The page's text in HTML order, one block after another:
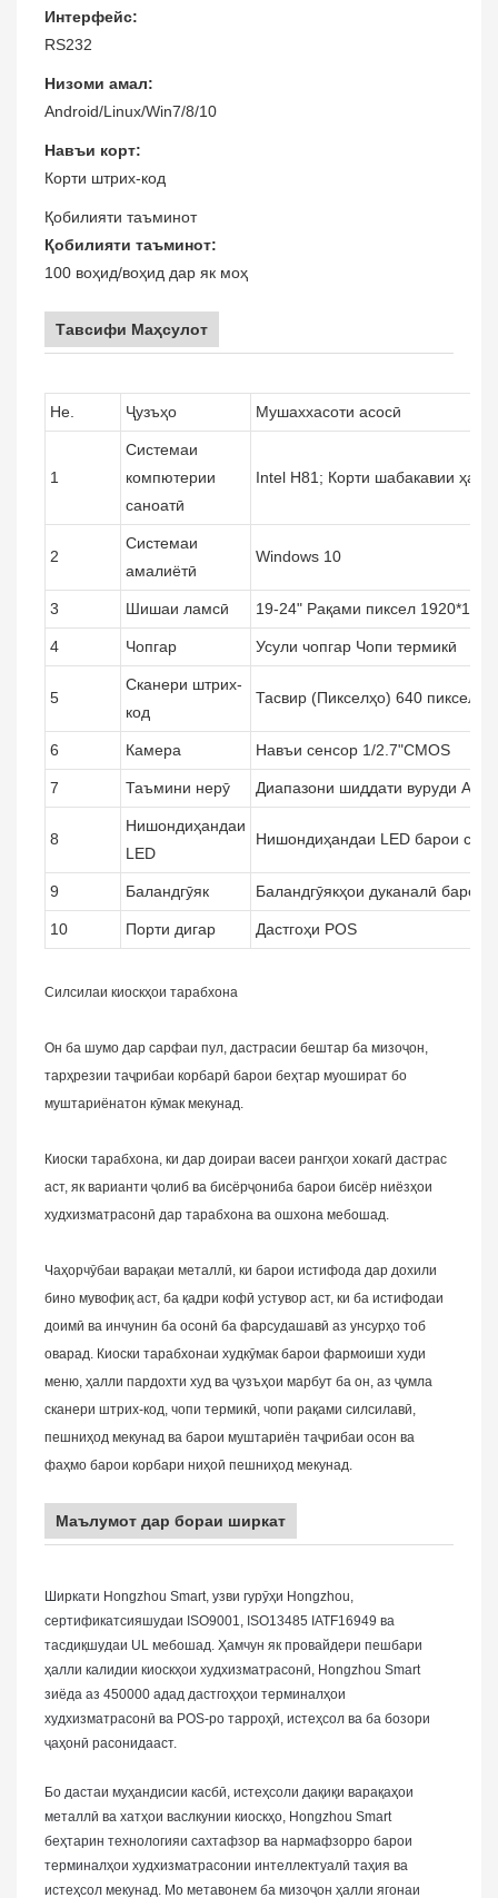
Интерфейс:
RS232
Низоми амал:
Android/Linux/Win7/8/10
Навъи корт:
Корти штрих-код
Қобилияти таъминот
Қобилияти таъминот:
100 воҳид/воҳид дар як моҳ
Тавсифи Маҳсулот
Не. Ҷузъҳо Мушаххасоти асосӣ
1
Системаи
компютерии
саноатӣ
Intel H81; Корти шабакавии
2
Системаи
амалиётӣ
Windows 10
3 Шишаи ламсӣ 19-24" Рақами пиксел 1920*1080
4 Чопгар Усули чопгар Чопи термикӣ
5
Сканери штрих-
код
Тасвир (Пикселҳо) 640 пиксел
6 Камера Навъи сенсор 1/2.7"CMOS
7 Таъмини нерӯ Диапазони шиддати вуруди AC
8
Нишондиҳандаи
LED
Нишондиҳандаи LED барои
9 Баландгӯяк Баландгӯякҳои дуканалӣ барои
10 Порти дигар Дастгоҳи POS
Силсилаи киоскҳои тарабхона
Он ба шумо дар сарфаи пул, дастрасии бештар ба мизоҷон,
тарҳрезии таҷрибаи корбарӣ барои беҳтар муошират бо
муштариёнатон кӯмак мекунад.
Киоски тарабхона, ки дар доираи васеи рангҳои хокагӣ дастрас
аст, як варианти ҷолиб ва бисёрҷониба барои бисёр ниёзҳои
худхизматрасонӣ дар тарабхона ва ошхона мебошад.
Чаҳорчӯбаи варақаи металлӣ, ки барои истифода дар дохили
бино мувофиқ аст, ба қадри кофӣ устувор аст, ки ба истифодаи
доимӣ ва инчунин ба осонӣ ба фарсудашавӣ аз унсурҳо тоб
оварад. Киоски тарабхонаи худкӯмак барои фармоиши худи
меню, ҳалли пардохти худ ва ҷузъҳои марбут ба он, аз ҷумла
сканери штрих-код, чопи термикӣ, чопи рақами силсилавӣ,
пешниҳод мекунад ва барои муштариён таҷрибаи осон ва
фаҳмо барои корбари ниҳоӣ пешниҳод мекунад.
Маълумот дар бораи ширкат
Ширкати Hongzhou Smart, узви гурӯҳи Hongzhou,
сертификатсияшудаи ISO9001, ISO13485 IATF16949 ва
тасдиқшудаи UL мебошад. Ҳамчун як провайдери пешбари
ҳалли калидии киоскҳои худхизматрасонӣ, Hongzhou Smart
зиёда аз 450000 адад дастгоҳҳои терминалҳои
худхизматрасонӣ ва POS-ро тарроҳӣ, истеҳсол ва ба бозори
ҷаҳонӣ расонидааст.
Бо дастаи муҳандисии касбӣ, истеҳсоли дақиқи варақаҳои
металлӣ ва хатҳои васлкунии киоскҳо, Hongzhou Smart
беҳтарин технологияи сахтафзор ва нармафзорро барои
терминалҳои худхизматрасонии интеллектуалӣ таҳия ва
истеҳсол мекунад. Мо метавонем ба мизоҷон ҳалли ягонаи